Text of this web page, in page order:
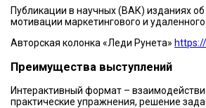
Публикации в научных (ВАК) изданиях
мотивации маркетингового и
Авторская колонка «Леди Рунета»
Преимущества выступлений
Интерактивный формат –
практические упражнения, решение